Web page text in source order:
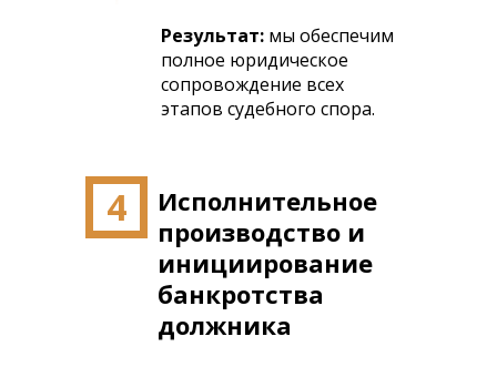
Результат: мы обеспечим
полное юридическое
сопровождение всех
этапов судебного спора.
4
Исполнительное
производство и
инициирование
банкротства
должника